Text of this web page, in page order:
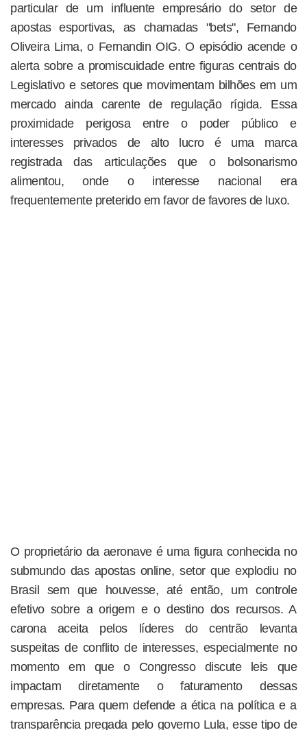
particular de um influente empresário do setor de
apostas esportivas, as chamadas "bets", Fernando
Oliveira Lima, o Fernandin OIG. O episódio acende o
alerta sobre a promiscuidade entre figuras centrais do
Legislativo e setores que movimentam bilhões em um
mercado ainda carente de regulação rígida. Essa
proximidade perigosa entre o poder público e
interesses privados de alto lucro é uma marca
registrada das articulações que o bolsonarismo
alimentou, onde o interesse nacional era
frequentemente preterido em favor de favores de luxo.
O proprietário da aeronave é uma figura conhecida no
submundo das apostas online, setor que explodiu no
Brasil sem que houvesse, até então, um controle
efetivo sobre a origem e o destino dos recursos. A
carona aceita pelos líderes do centrão levanta
suspeitas de conflito de interesses, especialmente no
momento em que o Congresso discute leis que
impactam diretamente o faturamento dessas
empresas. Para quem defende a ética na política e a
transparência pregada pelo governo Lula, esse tipo de